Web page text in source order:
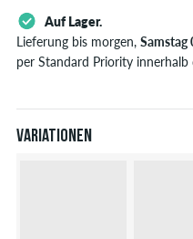
Auf Lager.
Lieferung bis morgen,Samstag
per Standard Priority
Variationen